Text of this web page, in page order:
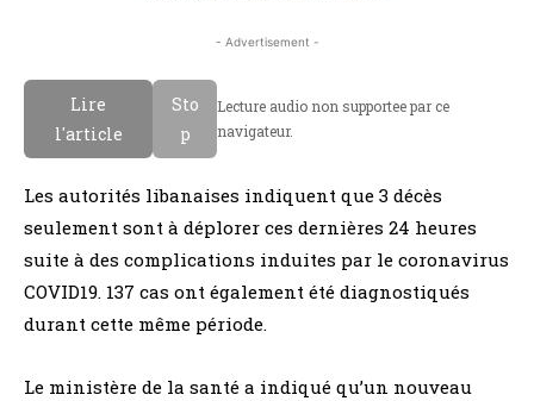
- Advertisement -
Lire
l'article
Sto
p
Lecture audio non supportee par ce
navigateur.
Les autorités libanaises indiquent que 3 décès
seulement sont à déplorer ces dernières 24 heures
suite à des complications induites par le coronavirus
COVID19. 137 cas ont également été diagnostiqués
durant cette même période.
Le ministère de la santé a indiqué qu’un nouveau